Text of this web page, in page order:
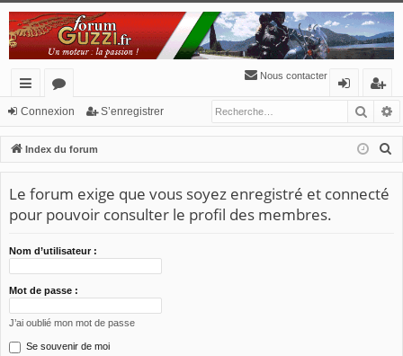
cc
ès
ra
pi
de
or
u
m
s
Nous contacter
n
ne
xi
’e
nr
eg
ist
Connexion S’enregistrer
Index du forum
Le forum exige que vous soyez enregistré et connecté
pour pouvoir consulter le profil des membres.
Nom d’utilisateur :
Mot de passe :
J’ai oublié mon mot de passe
Se souvenir de moi